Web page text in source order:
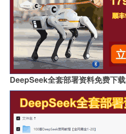
DeepSeek全套部署资料免费下载